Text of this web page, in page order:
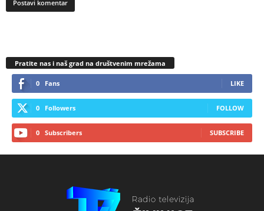
Pratite nas i naš grad na društvenim mrežama
0 Fans LIKE
0 Followers FOLLOW
0 Subscribers SUBSCRIBE